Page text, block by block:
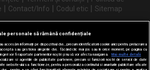
| Contact/Info | Codul etic | Sitemap
Urmărește-ne și pe
personale să rămână confidențiale
accesăm informații pe dispozitivul dvs., precum identificatorii cookie unici pentru prelucrarea
sau gestiona alegerile dvs. făcând clic mai jos sau în orice moment, pe pagina cu
vor fi raportate partenerilor noștri și nu vă vor afecta navigarea.
Mai multe detalii
si agentiile de publicitate partenere, precum si furnizorii nostri de servicii de date
website-ului sa functioneze, pentru a personaliza continutul si anunturile publicitare afisate